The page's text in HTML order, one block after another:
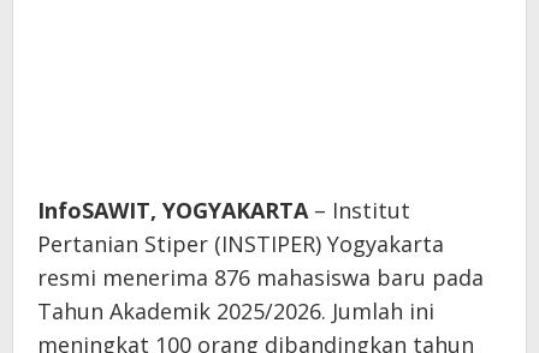
InfoSAWIT, YOGYAKARTA– Institut
Pertanian Stiper (INSTIPER) Yogyakarta
resmi menerima 876 mahasiswa baru pada
Tahun Akademik 2025/2026. Jumlah ini
meningkat 100 orang dibandingkan tahun